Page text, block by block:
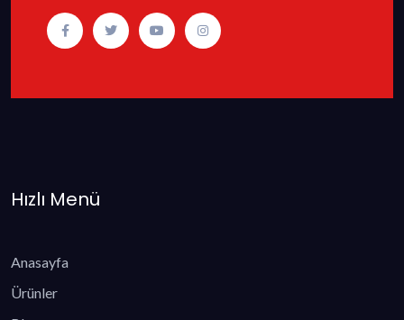
Hızlı Menü
Anasayfa
Ürünler